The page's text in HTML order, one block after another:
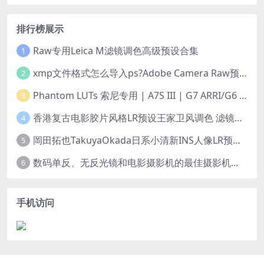
排行榜展示
1 Raw专用Leica M滤镜调色高级预设合集
2 xmp文件格式怎么导入ps?Adobe Camera Raw预设导入方法,ACR预设安装教程xmp文件格式怎么导入ps
3 Phantom LUTs 索尼专用 | A7S III | G7 ARRI/G6 FILM (2023最新版本)
4 香港复古电影胶片风格LR预设王家卫风调色 滤镜支持PR/PS/FCPX/达芬奇/AE/LUT
5 岡田拓也TakuyaOkada日系小清新INS人像LR预设PR/PS/AE/FCPX/LUT预设 LR100001
6 数码单反、无反光镜和电影摄影机的最佳摄影机设置
手机访问